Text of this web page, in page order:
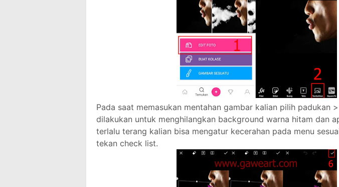
Pada saat memasukan mentahan gambar kalian pilih padukan
dilakukan untuk menghilangkan background warna hitam dan
terlalu terang kalian bisa mengatur kecerahan pada menu
tekan check list.